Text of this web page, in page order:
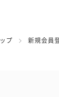
プ 新規会員